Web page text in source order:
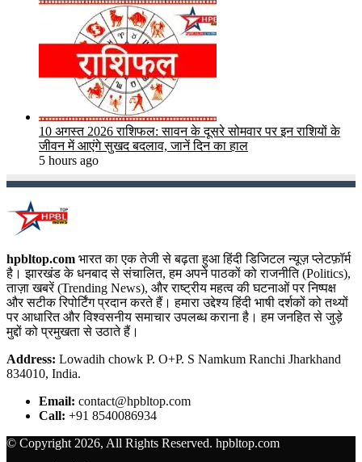
10 अगस्त 2026 राशिफल: सावन के दूसरे सोमवार पर इन राशियों के
जीवन में आएंगे सुखद बदलाव, जानें दिन का हाल
5 hours ago
hpbltop.com भारत का एक तेजी से बढ़ता हुआ हिंदी डिजिटल न्यूज़ प्लेटफ़ॉर्म
है। झारखंड के धनबाद से संचालित, हम अपने पाठकों को राजनीति (Politics),
ताज़ा खबरें (Trending News), और राष्ट्रीय महत्व की घटनाओं पर निष्पक्ष
और सटीक रिपोर्टिंग प्रदान करते हैं। हमारा उद्देश्य हिंदी भाषी दर्शकों को तथ्यों
पर आधारित और विश्वसनीय समाचार उपलब्ध कराना है। हम जनहित से जुड़े
मुद्दों को प्रमुखता से उठाते हैं।
Address: Lowadih chowk P. O+P. S Namkum Ranchi Jharkhand
834010, India.
Email: contact@hpbltop.com
Call: +91 8540086934
© Copyright 2026, All Rights Reserved. hpbltop.com